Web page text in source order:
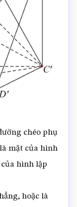
chéo phụ
mặt của hình
hình lập
hoặc là